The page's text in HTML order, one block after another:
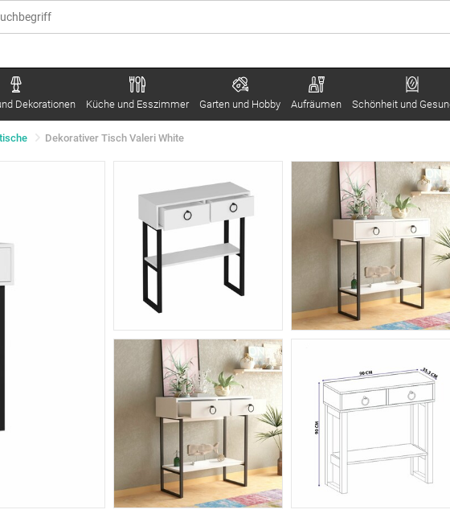
Dekorationen Küche und Esszimmer Garten und Hobby Aufräumen Schönheit und
Dekorativer Tisch Valeri White